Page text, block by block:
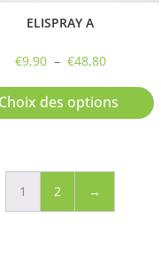
ELISPRAY A
€9,90 – €48,80Plage
prix :
€9,90
Choix des options
1 2 →